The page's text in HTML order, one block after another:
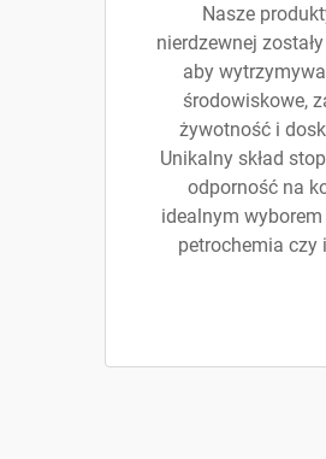
Nasze
nierdzewnej
aby
środowiskowe,
żywotność i
Unikalny skład
odporność na
idealnym
petrochemia czy